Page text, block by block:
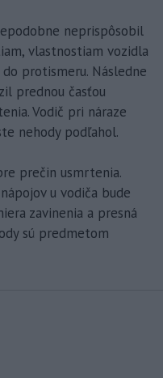
neprispôsobil
vlastnostiam vozidla
protismeru. Následne
prednou časťou
Vodič pri náraze
nehody podľahol.
prečin usmrtenia.
u vodiča bude
zavinenia a presná
sú predmetom